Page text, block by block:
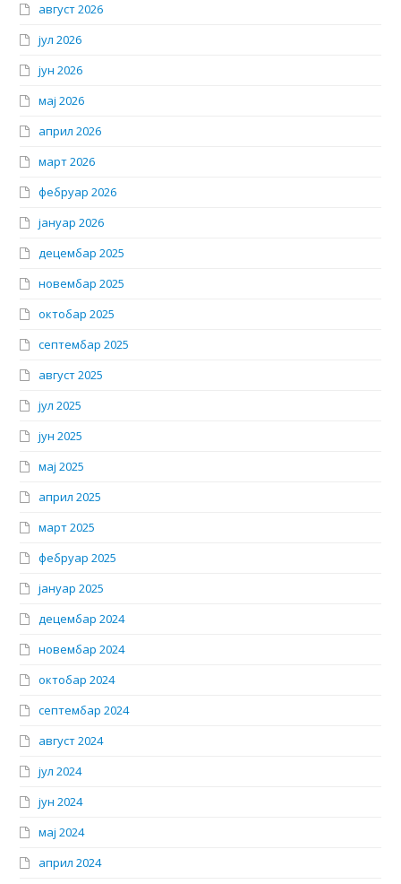
август 2026
јул 2026
јун 2026
мај 2026
април 2026
март 2026
фебруар 2026
јануар 2026
децембар 2025
новембар 2025
октобар 2025
септембар 2025
август 2025
јул 2025
јун 2025
мај 2025
април 2025
март 2025
фебруар 2025
јануар 2025
децембар 2024
новембар 2024
октобар 2024
септембар 2024
август 2024
јул 2024
јун 2024
мај 2024
април 2024